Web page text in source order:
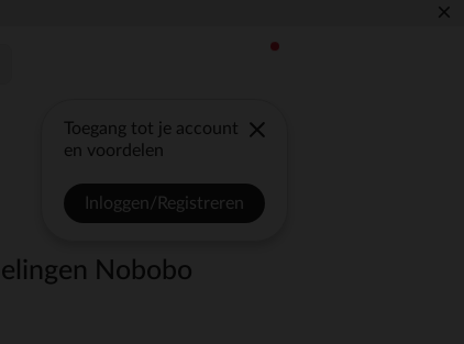
×
Toegang tot je account
en voordelen
Inloggen/Registreren
Nobobo